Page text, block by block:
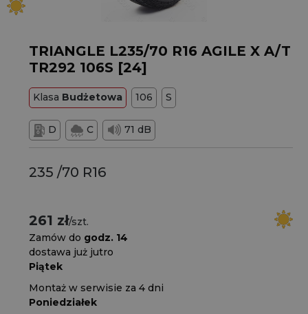
TRIANGLE L235/70 R16 AGILE X A/T
TR292 106S [24]
Klasa Budżetowa 106 S
D C 71 dB
235 /70 R16
261 zł/szt.
Zamów do godz. 14
dostawa już jutro
Piątek
Montaż w serwisie za 4 dni
Poniedziałek